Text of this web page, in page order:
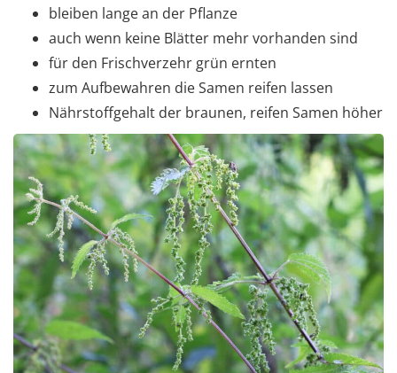
bleiben lange an der Pflanze
auch wenn keine Blätter mehr vorhanden sind
für den Frischverzehr grün ernten
zum Aufbewahren die Samen reifen lassen
Nährstoffgehalt der braunen, reifen Samen höher